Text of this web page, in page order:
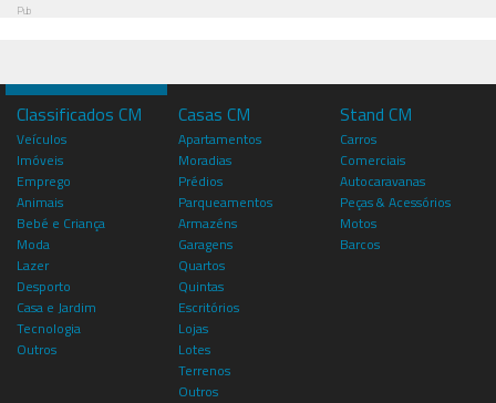
Pub
Classificados CM
Veículos
Imóveis
Emprego
Animais
Bebé e Criança
Moda
Lazer
Desporto
Casa e Jardim
Tecnologia
Outros
Casas CM
Apartamentos
Moradias
Prédios
Parqueamentos
Armazéns
Garagens
Quartos
Quintas
Escritórios
Lojas
Lotes
Terrenos
Outros
Stand CM
Carros
Comerciais
Autocaravanas
Peças & Acessórios
Motos
Barcos